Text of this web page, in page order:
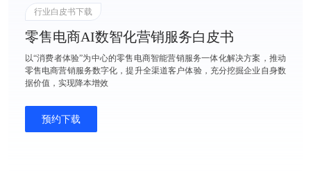
行业白皮书下载
零售电商AI数智化营销服务白皮书
以“消费者体验”为中心的零售电商智能营销服务一体化解决方案，推动
零售电商营销服务数字化，提升全渠道客户体验，充分挖掘企业自身数
据价值，实现降本增效
预约下载